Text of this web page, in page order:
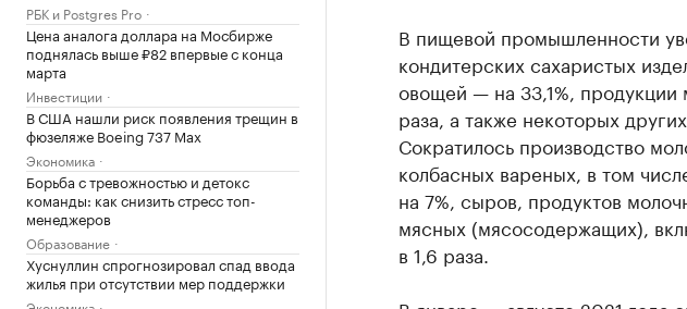
РБК и Postgres Pro
Цена аналога доллара на Мосбирже
поднялась выше ₽82 впервые с конца
марта
Инвестиции
В США нашли риск появления трещин в
фюзеляже Boeing 737 Max
Экономика
Борьба с тревожностью и детокс
команды: как снизить стресс топ-
менеджеров
Образование
Хуснуллин спрогнозировал спад ввода
жилья при отсутствии мер поддержки
В пищевой промышленности
кондитерских сахаристых
овощей — на 33,1%, продукции
раза, а также некоторых
Сократилось производство
колбасных вареных, в том
на 7%, сыров, продуктов
мясных (мясосодержащих),
в 1,6 раза.